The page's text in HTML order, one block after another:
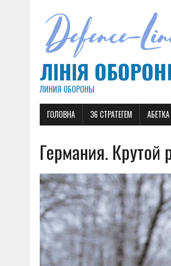
ЛІНІЯ
ЛИНИЯ ОБОРОНЫ
ГОЛОВНА 36 СТРАТЕГЕМ
Германия. Крутой